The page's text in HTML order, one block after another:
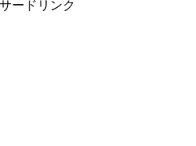
ードリンク